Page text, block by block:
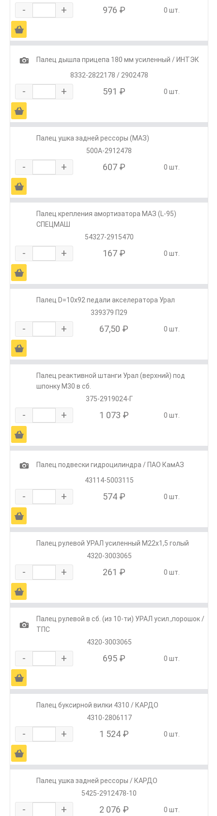
- + 976 ₽ 0 шт.
Ä
1
Палец дышла прицепа 180 мм усиленный / ИНТЭК
8332-2822178 / 2902478
- + 591 ₽ 0 шт.
Ä
Палец ушка задней рессоры (МАЗ)
500А-2912478
- + 607 ₽ 0 шт.
Ä
Палец крепления амортизатора МАЗ (L-95)
СПЕЦМАШ
54327-2915470
- + 167 ₽ 0 шт.
Ä
Палец D=10х92 педали акселератора Урал
339379 П29
- + 67,50 ₽ 0 шт.
Ä
Палец реактивной штанги Урал (верхний) под
шпонку М30 в сб.
375-2919024-Г
- + 1 073 ₽ 0 шт.
Ä
1
Палец подвески гидроцилиндра / ПАО КамАЗ
43114-5003115
- + 574 ₽ 0 шт.
Ä
Палец рулевой УРАЛ усиленный М22х1,5 голый
4320-3003065
- + 261 ₽ 0 шт.
Ä
1
Палец рулевой в сб. (из 10-ти) УРАЛ усил.,порошок /
ТПС
4320-3003065
- + 695 ₽ 0 шт.
Ä
Палец буксирной вилки 4310 / КАРДО
4310-2806117
- + 1 524 ₽ 0 шт.
Ä
Палец ушка задней рессоры / КАРДО
5425-2912478-10
- + 2 076 ₽ 0 шт.